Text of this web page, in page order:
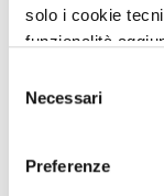
solo i cookie
funzionalità
delNecessari
Preferenze
Elenco
3.2025.xlsx
Elenco
CSV (18 Mb)